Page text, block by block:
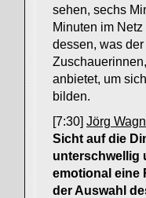
sehen, sechs
Minuten im
dessen, was
anbietet, um
bilden.
[7:30] Jörg
Sicht auf die
unterschwellig
emotional eine
der Auswahl